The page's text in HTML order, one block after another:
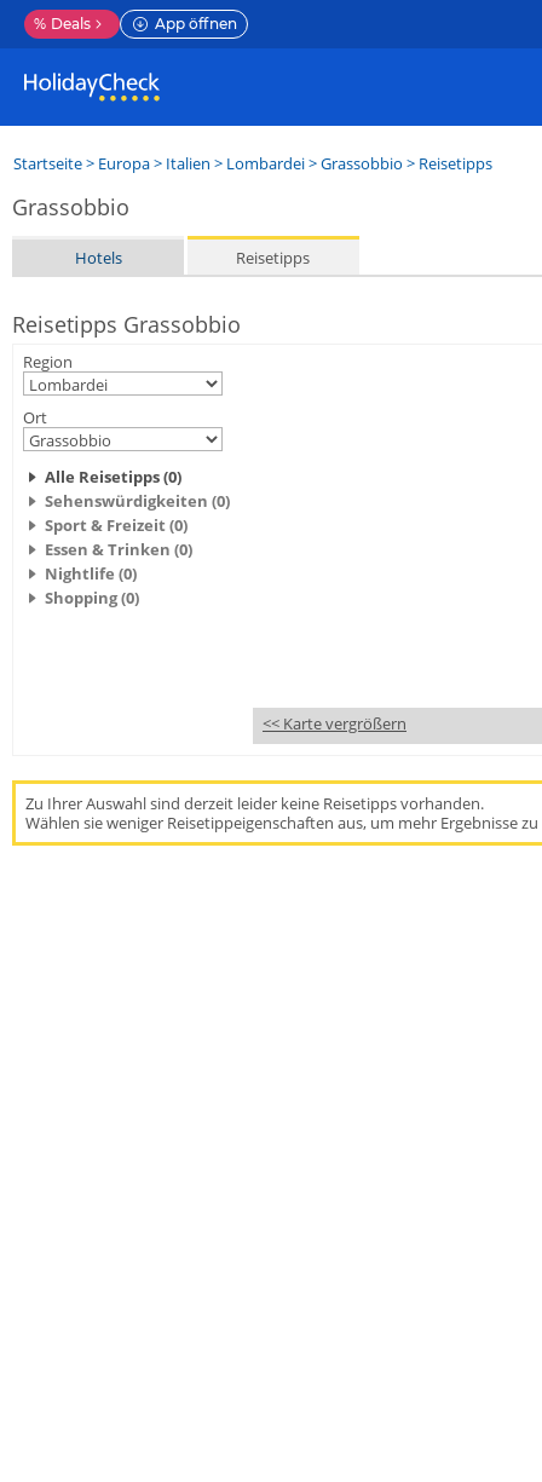
% Deals App öffnen
Startseite> Europa> Italien > Lombardei>Grassobbio > Reisetipps
Grassobbio
Hotels Reisetipps
Reisetipps Grassobbio
Region
Ort
Alle Reisetipps (0)
Sehenswürdigkeiten (0)
Sport & Freizeit (0)
Essen & Trinken (0)
Nightlife (0)
Shopping (0)
<< Karte vergrößern
Zu Ihrer Auswahl sind derzeit leider keine Reisetipps vorhanden.
Wählen sie weniger Reisetippeigenschaften aus, um mehr Ergebnisse